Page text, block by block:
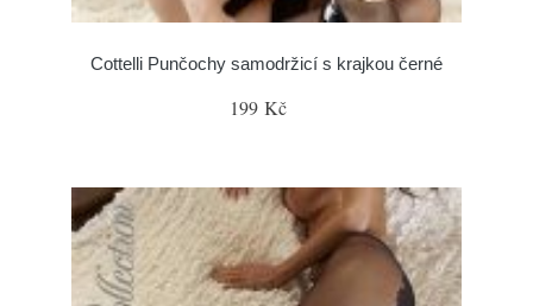
Cottelli Punčochy samodržicí s krajkou černé
199 Kč